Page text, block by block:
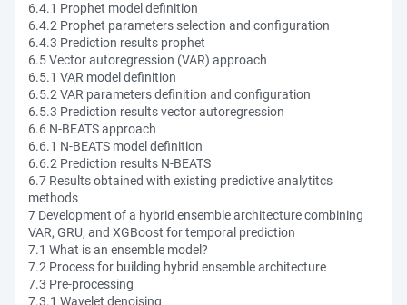
6.4.1 Prophet model definition
6.4.2 Prophet parameters selection and configuration
6.4.3 Prediction results prophet
6.5 Vector autoregression (VAR) approach
6.5.1 VAR model definition
6.5.2 VAR parameters definition and configuration
6.5.3 Prediction results vector autoregression
6.6 N-BEATS approach
6.6.1 N-BEATS model definition
6.6.2 Prediction results N-BEATS
6.7 Results obtained with existing predictive analytitcs
methods
7 Development of a hybrid ensemble architecture combining
VAR, GRU, and XGBoost for temporal prediction
7.1 What is an ensemble model?
7.2 Process for building hybrid ensemble architecture
7.3 Pre-processing
7.3.1 Wavelet denoising